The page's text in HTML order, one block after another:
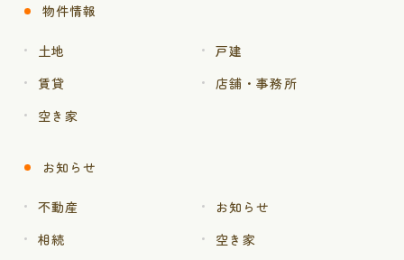
物件情報
土地
戸建
賃貸
店舗・事務所
空き家
お知らせ
不動産
お知らせ
相続
空き家